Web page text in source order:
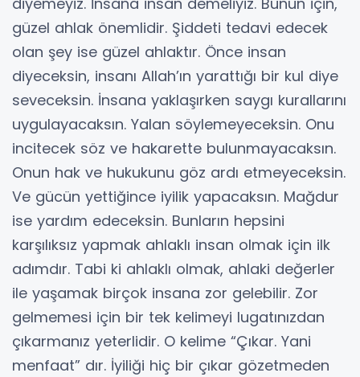
güzel ahlak önemlidir. Şiddeti tedavi edecek
olan şey ise güzel ahlaktır. Önce insan
diyeceksin, insanı Allah’ın yarattığı bir kul diye
seveceksin. İnsana yaklaşırken saygı kurallarını
uygulayacaksın. Yalan söylemeyeceksin. Onu
incitecek söz ve hakarette bulunmayacaksın.
Onun hak ve hukukunu göz ardı etmeyeceksin.
Ve gücün yettiğince iyilik yapacaksın. Mağdur
ise yardım edeceksin. Bunların hepsini
karşılıksız yapmak ahlaklı insan olmak için ilk
adımdır. Tabi ki ahlaklı olmak, ahlaki değerler
ile yaşamak birçok insana zor gelebilir. Zor
gelmemesi için bir tek kelimeyi lugatınızdan
çıkarmanız yeterlidir. O kelime “Çıkar. Yani
menfaat” dır. İyiliği hiç bir çıkar gözetmeden